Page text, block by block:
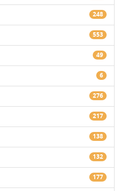
248
553
49
6
276
217
138
132
177